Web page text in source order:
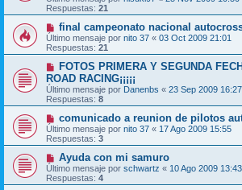
Respuestas: 21
final campeonato nacional
Último mensaje por nito 37 « 03 Oct 2009 21:01
Respuestas: 21
FOTOS PRIMERA Y SEGUNDA
ROAD RACING¡¡¡¡¡
Último mensaje por Danenbs « 23 Sep 2009 16:27
Respuestas: 8
comunicado a reunion de pilotos
Último mensaje por nito 37 « 17 Ago 2009 15:55
Respuestas: 3
Ayuda con mi samuro
Último mensaje por schwartz « 10 Ago 2009 13:43
Respuestas: 4